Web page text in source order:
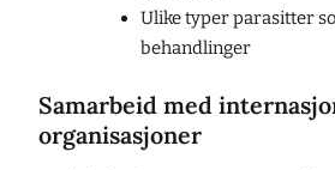
Ulike typer parasitter
behandlinger
Samarbeid med
organisasjoner